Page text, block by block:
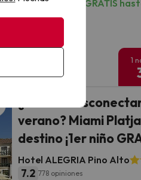
Cancelación GRATIS
antes
1
¿Buscas
verano? Miami
destino ¡1er niño
Hotel ALEGRIA Pino Alto
7.2 778 opiniones